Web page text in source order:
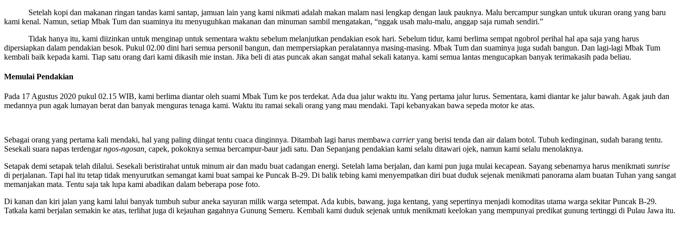
Setelah kopi dan makanan ringan tandas kami santap, jamuan lain yang kami nikmati adalah makan malam nasi lengkap dengan lauk pauknya. Malu bercampur sungkan untuk ukuran orang yang baru
kami kenal. Namun, setiap Mbak Tum dan suaminya itu menyuguhkan makanan dan minuman sambil mengatakan, “nggak usah malu-malu, anggap saja rumah sendiri.”
Tidak hanya itu, kami diizinkan untuk menginap untuk sementara waktu sebelum melanjutkan pendakian esok hari. Sebelum tidur, kami berlima sempat ngobrol perihal hal apa saja yang harus
dipersiapkan dalam pendakian besok. Pukul 02.00 dini hari semua personil bangun, dan mempersiapkan peralatannya masing-masing. Mbak Tum dan suaminya juga sudah bangun. Dan lagi-lagi Mbak Tum
kembali baik kepada kami. Tiap satu orang dari kami dikasih mie instan. Jika beli di atas puncak akan sangat mahal sekali katanya. kami semua lantas mengucapkan banyak terimakasih pada beliau.
Memulai Pendakian
Pada 17 Agustus 2020 pukul 02.15 WIB, kami berlima diantar oleh suami Mbak Tum ke pos terdekat. Ada dua jalur waktu itu. Yang pertama jalur lurus. Sementara, kami diantar ke jalur bawah. Agak jauh dan
medannya pun agak lumayan berat dan banyak menguras tenaga kami. Waktu itu ramai sekali orang yang mau mendaki. Tapi kebanyakan bawa sepeda motor ke atas.
Sebagai orang yang pertama kali mendaki, hal yang paling diingat tentu cuaca dinginnya. Ditambah lagi harus membawa carrieryang berisi tenda dan air dalam botol. Tubuh kedinginan, sudah barang tentu.
Sesekali suara napas terdengarngos-ngosan, capek, pokoknya semua bercampur-baur jadi satu. Dan Sepanjang pendakian kami selalu ditawari ojek, namun kami selalu menolaknya.
Setapak demi setapak telah dilalui. Sesekali beristirahat untuk minum air dan madu buat cadangan energi. Setelah lama berjalan, dan kami pun juga mulai kecapean. Sayang sebenarnya harus menikmati sunrise
di perjalanan. Tapi hal itu tetap tidak menyurutkan semangat kami buat sampai ke Puncak B-29. Di balik tebing kami menyempatkan diri buat duduk sejenak menikmati panorama alam buatan Tuhan yang sangat
memanjakan mata. Tentu saja tak lupa kami abadikan dalam beberapa pose foto.
Di kanan dan kiri jalan yang kami lalui banyak tumbuh subur aneka sayuran milik warga setempat. Ada kubis, bawang, juga kentang, yang sepertinya menjadi komoditas utama warga sekitar Puncak B-29.
Tatkala kami berjalan semakin ke atas, terlihat juga di kejauhan gagahnya Gunung Semeru. Kembali kami duduk sejenak untuk menikmati keelokan yang mempunyai predikat gunung tertinggi di Pulau Jawa itu.